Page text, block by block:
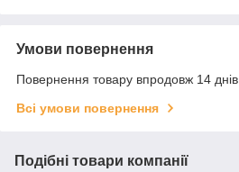
Умови повернення
Повернення товару впродовж 14
Всі умови повернення
Подібні товари компанії